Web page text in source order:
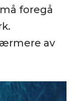
foregå
av